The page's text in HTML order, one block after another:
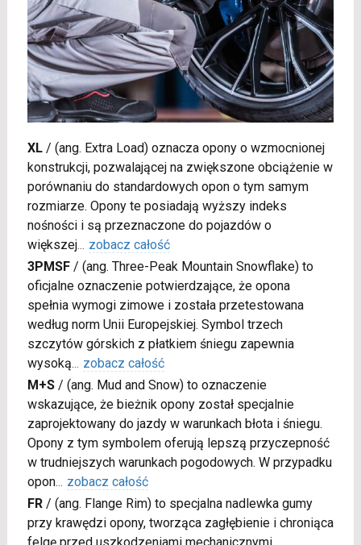
XL/ (ang. Extra Load) oznacza opony o wzmocnionej
konstrukcji, pozwalającej na zwiększone obciążenie w
porównaniu do standardowych opon o tym samym
rozmiarze. Opony te posiadają wyższy indeks
nośności i są przeznaczone do pojazdów o
większej... zobacz całość
3PMSF/ (ang. Three-Peak Mountain Snowflake) to
oficjalne oznaczenie potwierdzające, że opona
spełnia wymogi zimowe i została przetestowana
według norm Unii Europejskiej. Symbol trzech
szczytów górskich z płatkiem śniegu zapewnia
wysoką... zobacz całość
M+S/ (ang. Mud and Snow) to oznaczenie
wskazujące, że bieżnik opony został specjalnie
zaprojektowany do jazdy w warunkach błota i śniegu.
Opony z tym symbolem oferują lepszą przyczepność
w trudniejszych warunkach pogodowych. W przypadku
opon... zobacz całość
FR/ (ang. Flange Rim) to specjalna nadlewka gumy
przy krawędzi opony, tworząca zagłębienie i chroniąca